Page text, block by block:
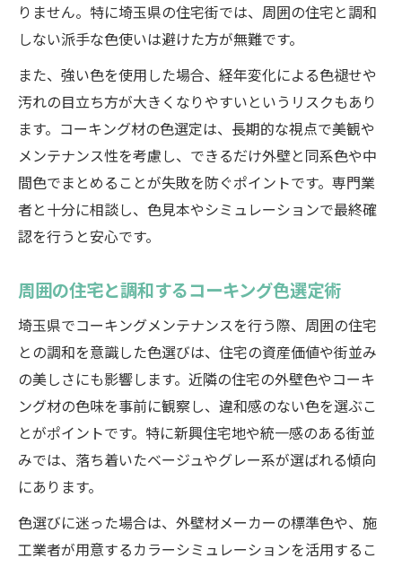
りません。特に埼玉県の住宅街では、周囲の住宅と調和
しない派手な色使いは避けた方が無難です。
また、強い色を使用した場合、経年変化による色褪せや
汚れの目立ち方が大きくなりやすいというリスクもあり
ます。コーキング材の色選定は、長期的な視点で美観や
メンテナンス性を考慮し、できるだけ外壁と同系色や中
間色でまとめることが失敗を防ぐポイントです。専門業
者と十分に相談し、色見本やシミュレーションで最終確
認を行うと安心です。
周囲の住宅と調和するコーキング色選定術
埼玉県でコーキングメンテナンスを行う際、周囲の住宅
との調和を意識した色選びは、住宅の資産価値や街並み
の美しさにも影響します。近隣の住宅の外壁色やコーキ
ング材の色味を事前に観察し、違和感のない色を選ぶこ
とがポイントです。特に新興住宅地や統一感のある街並
みでは、落ち着いたベージュやグレー系が選ばれる傾向
にあります。
色選びに迷った場合は、外壁材メーカーの標準色や、施
工業者が用意するカラーシミュレーションを活用するこ